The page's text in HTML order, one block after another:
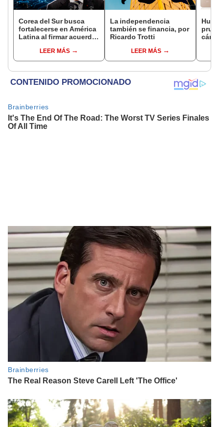
Corea del Sur busca
fortalecerse en América
Latina al firmar acuerdo
proyectos de tecnología
e innovación
LEER MÁS
La independencia
también se financia, por
Ricardo Trotti
LEER MÁS